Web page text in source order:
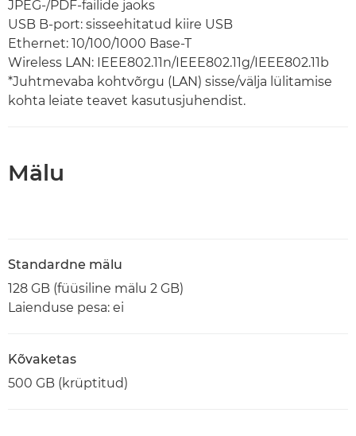
JPEG-/PDF-failide jaoks
USB B-port: sisseehitatud kiire USB
Ethernet: 10/100/1000 Base-T
Wireless LAN: IEEE802.11n/IEEE802.11g/IEEE802.11b
*Juhtmevaba kohtvõrgu (LAN) sisse/välja lülitamise
kohta leiate teavet kasutusjuhendist.
Mälu
Standardne mälu
128 GB (füüsiline mälu 2 GB)
Laienduse pesa: ei
Kõvaketas
500 GB (krüptitud)